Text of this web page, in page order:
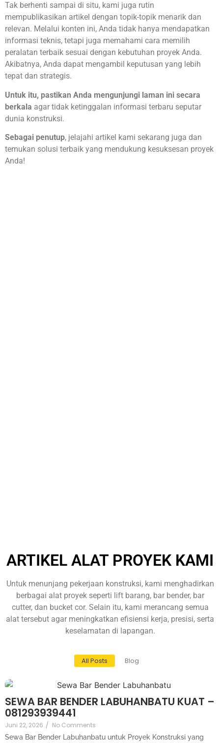
Tak berhenti sampai di situ, kami juga rutin
mempublikasikan artikel dengan topik-topik menarik dan
relevan. Melalui konten ini, Anda tidak hanya mendapatkan
informasi teknis, tetapi juga memahami cara memilih
peralatan terbaik sesuai dengan kebutuhan proyek Anda.
Akibatnya, Anda dapat mengambil keputusan yang lebih
tepat dan strategis.
Untuk itu, pastikan Anda mengunjungi laman ini secara
berkala agar tidak ketinggalan informasi terbaru seputar
dunia konstruksi.
Sebagai penutup, jelajahi artikel kami sekarang juga dan
temukan solusi terbaik yang mendukung kesuksesan proyek
Anda!
ARTIKEL ALAT PROYEK KAMI
Untuk menunjang pekerjaan konstruksi, kami menghadirkan
berbagai alat proyek seperti lift barang, bar bender, bar
cutter, dan bucket cor. Selain itu, kami merancang semua
alat tersebut agar meningkatkan efisiensi kerja, presisi, serta
keselamatan di lapangan.
All Posts Blog
SEWA BAR BENDER LABUHANBATU KUAT –
081293939441
Juni 22, 2026 / No Comments
Sewa Bar Bender Labuhanbatu untuk Proyek Konstruksi yang